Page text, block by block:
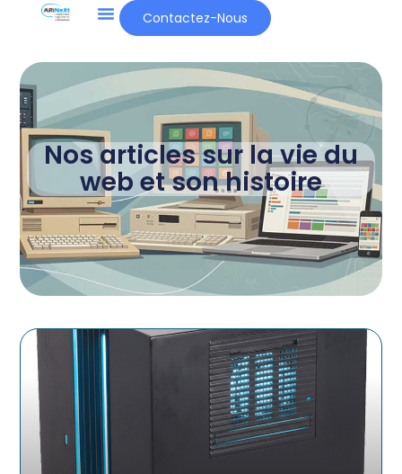
Contactez-Nous
Nos articles sur la vie du
web et son histoire